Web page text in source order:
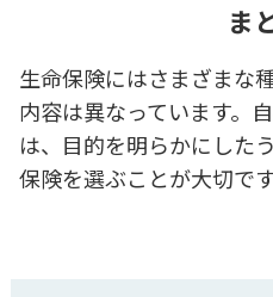
ま
生命保険にはさまざまな
内容は異なっています。
は、目的を明らかにした
保険を選ぶことが大切です